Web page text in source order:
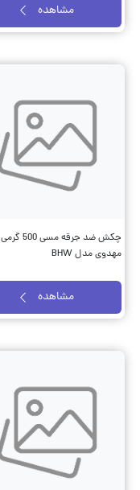
مشاهده
چکش ضد جرقه مسی 500 گرمی
مهدوی مدل BHW
مشاهده